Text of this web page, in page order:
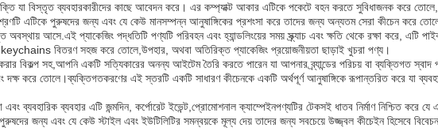
যা বিস্তৃত ব্যবহারকারীদের কাছে আবেদন করে। এর কম্প্যাক্ট আকার এটিকে পকেটে বহন করতে সুবিধাজনক করে
এটিকে পুরুষদের জন্য এবং যে কেউ মানসম্পন্ন আনুষাঙ্গিকের প্রশংসা করে তাদের জন্য অন্যতম সেরা কীচেন করে
আসে.এই প্যাকেজিং পদ্ধতিটি পণ্যটি পরিবহন এবং হ্যান্ডলিংয়ের সময় স্ক্র্যাচ এবং ক্ষতি থেকে রক্ষা করে, এটি
বিতরণ সহজ করে তোলে,উপহার, অথবা অতিরিক্ত প্যাকেজিং প্রয়োজনীয়তা ছাড়াই খুচরা পণ্য।
বিকল্প সহ,আপনি একটি সত্যিকারের অনন্য আইটেম তৈরি করতে পারেন যা আপনার ব্র্যান্ডের পরিচয় বা ব্যক্তিগত
করে তোলে।ব্যক্তিগতকরণের এই স্তরটি একটি সাধারণ কীচেনকে একটি অর্থপূর্ণ আনুষাঙ্গিকে রূপান্তরিত করে যা
ব্যবহারিক ব্যবহার এটি জন্মদিন, কর্পোরেট ইভেন্ট,প্রোমোশনাল ক্যাম্পেইনপণ্যটির টেকসই ধাতব নির্মাণ নিশ্চিত করে
জন্য এবং যে কেউ স্টাইল এবং ইউটিলিটির সমন্বয়কে মূল্য দেয় তাদের জন্য সবচেয়ে উজ্জ্বল কীচেইন হিসেবে